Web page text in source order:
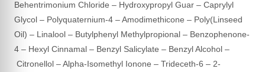
Behentrimonium Chloride – Hydroxypropyl Guar – Caprylyl
Glycol – Polyquaternium-4 – Amodimethicone – Poly(Linseed
Oil) – Linalool – Butylphenyl Methylpropional – Benzophenone-
4 – Hexyl Cinnamal – Benzyl Salicylate – Benzyl Alcohol –
Citronellol – Alpha-Isomethyl Ionone – Trideceth-6 – 2-